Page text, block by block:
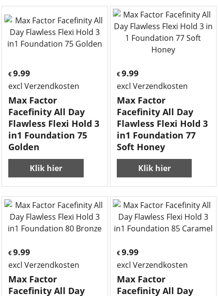
€ 9.99
excl Verzendkosten
Max Factor
Facefinity All Day
Flawless Flexi Hold 3
in1 Foundation 75
Golden
Klik hier
€9.99
excl Verzendkosten
Max Factor
Facefinity All Day
Flawless Flexi Hold 3
in1 Foundation 77
Soft Honey
Klik hier
€ 9.99
excl Verzendkosten
Max Factor
Facefinity All Day
€9.99
excl Verzendkosten
Max Factor
Facefinity All Day